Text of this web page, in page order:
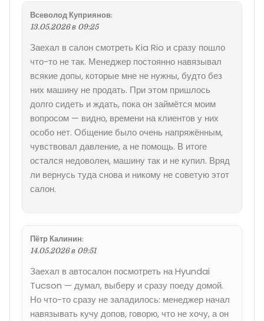
Всеволод Куприянов:
13.05.2026 в 09:25
Заехал в салон смотреть Kia Rio и сразу пошло
что-то не так. Менеджер постоянно навязывал
всякие допы, которые мне не нужны, будто без
них машину не продать. При этом пришлось
долго сидеть и ждать, пока он займётся моим
вопросом — видно, времени на клиентов у них
особо нет. Общение было очень напряжённым,
чувствовал давление, а не помощь. В итоге
остался недоволен, машину так и не купил. Вряд
ли вернусь туда снова и никому не советую этот
салон.
Пётр Калинин:
14.05.2026 в 09:51
Заехал в автосалон посмотреть на Hyundai
Tucson — думал, выберу и сразу поеду домой.
Но что-то сразу не заладилось: менеджер начал
навязывать кучу допов, говорю, что не хочу, а он